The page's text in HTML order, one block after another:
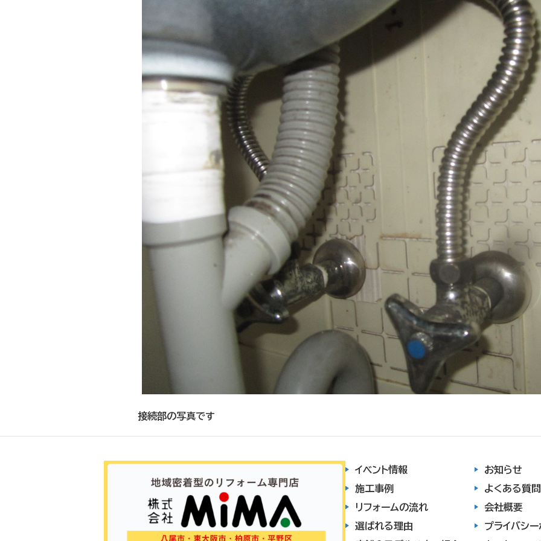
接続部の写真です
イベント情報
施工事例
リフォームの流れ
選ばれる理由
お知らせ
よくある質問
会社概要
プライバシ